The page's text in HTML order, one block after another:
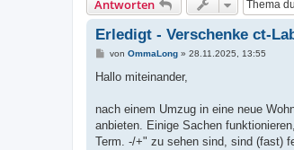
Antworten
Erledigt - Verschenke ct-
B
i
a
von OmmaLong» 28.11.2025, 13:55
Hallo miteinander,
nach einem Umzug in eine neue
anbieten. Einige Sachen
Term. -/+" zu sehen sind, sind (fast)